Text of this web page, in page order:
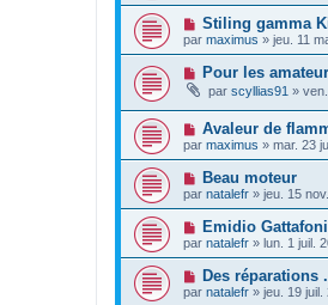
Stiling gamma
par maximus » jeu. 11
Pour les
par scyllias91 »
Avaleur de
par maximus » mar. 23
Beau moteur
par natalefr » jeu. 15
Emidio Gattafoni
par natalefr » lun. 1 juil.
Des réparations
par natalefr » jeu. 19 juil.